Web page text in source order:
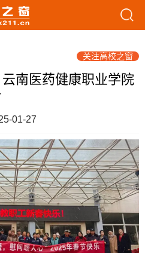
关注高校之窗
南医药健康职业学院
01-27